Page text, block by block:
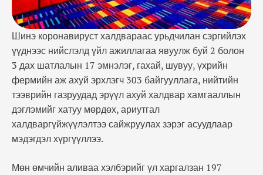
Шинэ коронавируст халдвараас урьдчилан сэргийлэх
үүднээс нийслэлд үйл ажиллагаа явуулж буй 2 болон
3 дах шатлалын 17 эмнэлэг, гахай, шувуу, үхрийн
фермийн аж ахуй эрхлэгч 303 байгууллага, нийтийн
тээврийн газруудад эрүүл ахуй халдвар хамгааллын
дэглэмийг хатуу мөрдөх, ариутгал
халдваргүйжүүлэлтээ сайжруулах зэрэг асуудлаар
мэдэгдэл хүргүүллээ.
Мөн өмчийн аливаа хэлбэрийг үл харгалзан 197